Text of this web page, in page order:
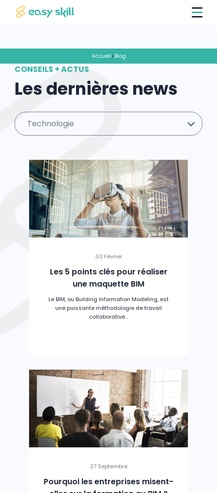
Accueil>Blog
CONSEILS + ACTUS
Les dernières news
Technologie
03 Février
Les 5 points clés pour réaliser
une maquette BIM
Le BIM, ou Building Information Modeling, est
une puissante méthodologie de travail
collaborative...
27 Septembre
Pourquoi les entreprises misent-